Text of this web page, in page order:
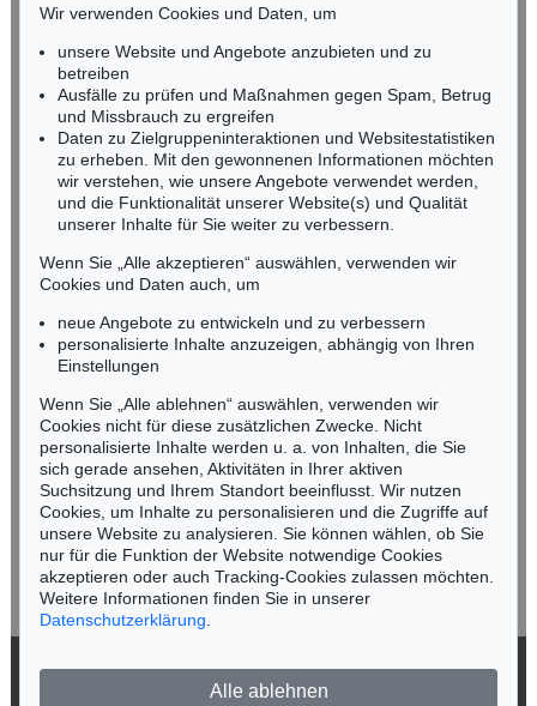
HESSEN
Miriam Heß
Tel.: +49 (0)62 21 58 80-038
Fax: +49 (0)62 21 58 80-595
infoheidelberg@kettererkunst.de
NORDDEUTSCHLAND
Nico Kassel, M.A.
Mobil: +49 (0)171 8618661
n.kassel@kettererkunst.de
Keine Auktion mehr verpassen!
Wir informieren Sie rechtzeitig.
Jetzt zum Newsletter anmelden >
Wir verwenden Cookies und Daten, um
unsere Website und Angebote anzubieten und zu
betreiben
Ausfälle zu prüfen und Maßnahmen gegen Spam, Betrug
und Missbrauch zu ergreifen
Daten zu Zielgruppeninteraktionen und Websitestatistiken
zu erheben. Mit den gewonnenen Informationen möchten
wir verstehen, wie unsere Angebote verwendet werden,
und die Funktionalität unserer Website(s) und Qualität
unserer Inhalte für Sie weiter zu verbessern.
Wenn Sie „Alle akzeptieren“ auswählen, verwenden wir
Cookies und Daten auch, um
neue Angebote zu entwickeln und zu verbessern
personalisierte Inhalte anzuzeigen, abhängig von Ihren
Einstellungen
Wenn Sie „Alle ablehnen“ auswählen, verwenden wir
Cookies nicht für diese zusätzlichen Zwecke. Nicht
personalisierte Inhalte werden u. a. von Inhalten, die Sie
sich gerade ansehen, Aktivitäten in Ihrer aktiven
Suchsitzung und Ihrem Standort beeinflusst. Wir nutzen
Cookies, um Inhalte zu personalisieren und die Zugriffe auf
unsere Website zu analysieren. Sie können wählen, ob Sie
nur für die Funktion der Website notwendige Cookies
akzeptieren oder auch Tracking-Cookies zulassen möchten.
Weitere Informationen finden Sie in unserer
Datenschutzerklärung
Alle ablehnen